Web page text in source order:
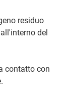
residuo
del
contatto con